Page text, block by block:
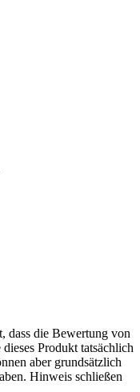
dass die Bewertung von
Produkt tatsächlich
aber grundsätzlich
Hinweis schließen